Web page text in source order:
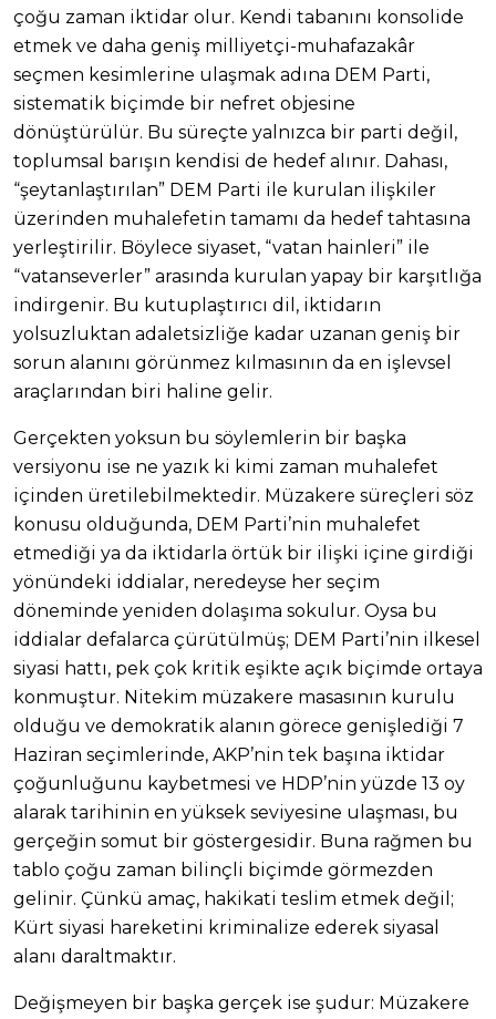
çoğu zaman iktidar olur. Kendi tabanını konsolide
etmek ve daha geniş milliyetçi-muhafazakâr
seçmen kesimlerine ulaşmak adına DEM Parti,
sistematik biçimde bir nefret objesine
dönüştürülür. Bu süreçte yalnızca bir parti değil,
toplumsal barışın kendisi de hedef alınır. Dahası,
“şeytanlaştırılan” DEM Parti ile kurulan ilişkiler
üzerinden muhalefetin tamamı da hedef tahtasına
yerleştirilir. Böylece siyaset, “vatan hainleri” ile
“vatanseverler” arasında kurulan yapay bir karşıtlığa
indirgenir. Bu kutuplaştırıcı dil, iktidarın
yolsuzluktan adaletsizliğe kadar uzanan geniş bir
sorun alanını görünmez kılmasının da en işlevsel
araçlarından biri haline gelir.
Gerçekten yoksun bu söylemlerin bir başka
versiyonu ise ne yazık ki kimi zaman muhalefet
içinden üretilebilmektedir. Müzakere süreçleri söz
konusu olduğunda, DEM Parti’nin muhalefet
etmediği ya da iktidarla örtük bir ilişki içine girdiği
yönündeki iddialar, neredeyse her seçim
döneminde yeniden dolaşıma sokulur. Oysa bu
iddialar defalarca çürütülmüş; DEM Parti’nin ilkesel
siyasi hattı, pek çok kritik eşikte açık biçimde ortaya
konmuştur. Nitekim müzakere masasının kurulu
olduğu ve demokratik alanın görece genişlediği 7
Haziran seçimlerinde, AKP’nin tek başına iktidar
çoğunluğunu kaybetmesi ve HDP’nin yüzde 13 oy
alarak tarihinin en yüksek seviyesine ulaşması, bu
gerçeğin somut bir göstergesidir. Buna rağmen bu
tablo çoğu zaman bilinçli biçimde görmezden
gelinir. Çünkü amaç, hakikati teslim etmek değil;
Kürt siyasi hareketini kriminalize ederek siyasal
alanı daraltmaktır.
Değişmeyen bir başka gerçek ise şudur: Müzakere